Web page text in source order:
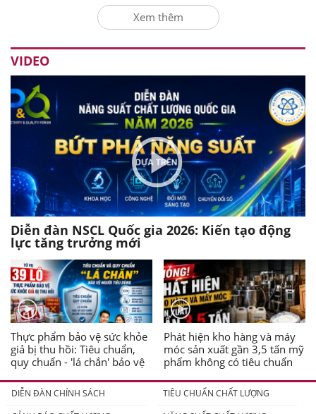
Xem thêm
VIDEO
Diễn đàn NSCL Quốc gia 2026: Kiến tạo động
lực tăng trưởng mới
Thực phẩm bảo vệ sức khỏe
giả bị thu hồi: Tiêu chuẩn,
quy chuẩn - 'lá chắn' bảo vệ
Phát hiện kho hàng và máy
móc sản xuất gần 3,5 tấn mỹ
phẩm không có tiêu chuẩn
DIỄN ĐÀN CHÍNH SÁCH
TIÊU CHUẨN CHẤT LƯỢNG